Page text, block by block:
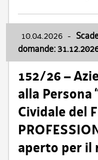
10.04.2026 -
domande:
152/26 –
alla Persona
Cividale del
aperto per il